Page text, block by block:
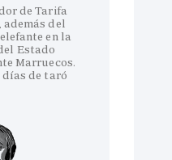
de Tarifa
además del
en la
Estado
Marruecos.
días de taró